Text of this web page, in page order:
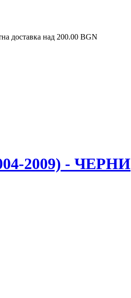
доставка над 200.00 BGN
2009) - ЧЕРНИ